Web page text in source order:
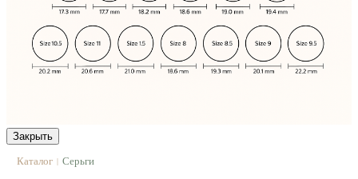
Закрыть
Каталог | Серьги